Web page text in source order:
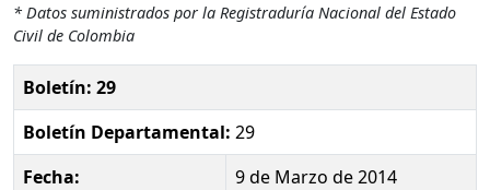
* Datos suministrados por la Registraduría Nacional del Estado
Civil de Colombia
Boletín: 29
Boletín Departamental: 29
Fecha:
9 de Marzo de 2014